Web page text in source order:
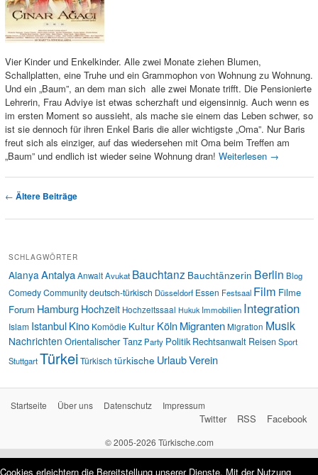
Vier Kinder und Enkelkinder. Alle zwei Monate ziehen Blumen,
Schallplatten, eine Truhe und ein Grammophon von Wohnung zu Wohnung.
Und ein „Baum”, an dem man sich alle zwei Monate trifft. Die Pensionierte
Lehrerin, Frau Adviye ist etwas scherzhaft und eigensinnig. Auch wenn es
im ersten Moment so aussieht, als mache sie einem das Leben schwer, so
ist sie dennoch für ihren Enkel Baris die aller wichtigste „Oma”. Nur Baris
freut sich als einziger, auf das wiedersehen mit Oma beim Treffen am
„Baum” und endlich ist wieder seine Wohnung dran! Weiterlesen →
Artikelnavigation
← Ältere Beiträge
SCHLAGWÖRTER
Alanya AntalyaAnwaltAvukat Bauchtanz Bauchtänzerin Berlin Blog
ComedyCommunitydeutsch-türkisch Düsseldorf Essen Festsaal Film Filme
Forum Hamburg Hochzeit Hochzeitssaal Hukuk Immobilien Integration
Islam IstanbulKino Komödie Kultur Köln MigrantenMigration Musik
Nachrichten Orientalischer Tanz Party Politik Rechtsanwalt ReisenSport
StuttgartTürkeiTürkisch türkische UrlaubVerein
Startseite Über uns Datenschutz Impressum
Facebook
RSS
Twitter
© 2005-2026 Türkische.com
Cookies erleichtern die Bereitstellung unserer Dienste. Mit der Nutzung